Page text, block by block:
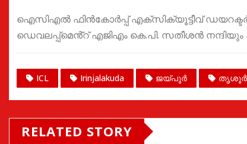
ഐസിഎൽ ഫിൻകോർപ്പ് എക്സിക്യൂട്ടീവ്
ഡെവലപ്പ്മെൻ്റ് എജിഎം കെ.പി. സതീശൻ
ICL Irinjalakuda ജയ്പൂർ തൃശൂർ
RELATED STORY